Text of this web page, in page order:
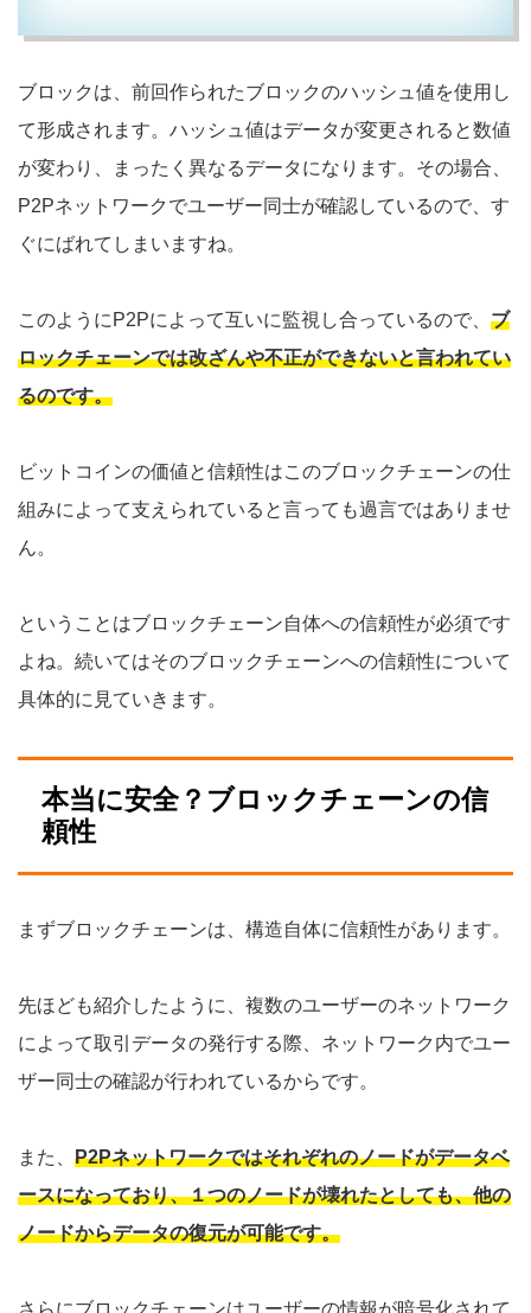
ブロックは、前回作られたブロックのハッシュ値を使用し
て形成されます。ハッシュ値はデータが変更されると数値
が変わり、まったく異なるデータになります。その場合、
P2Pネットワークでユーザー同士が確認しているので、す
ぐにばれてしまいますね。
このようにP2Pによって互いに監視し合っているので、 ブ
ロックチェーンでは改ざんや不正ができないと言われてい
るのです。
ビットコインの価値と信頼性はこのブロックチェーンの仕
組みによって支えられていると言っても過言ではありませ
ん。
ということはブロックチェーン自体への信頼性が必須です
よね。続いてはそのブロックチェーンへの信頼性について
具体的に見ていきます。
本当に安全？ブロックチェーンの信
頼性
まずブロックチェーンは、構造自体に信頼性があります。
先ほども紹介したように、複数のユーザーのネットワーク
によって取引データの発行する際、ネットワーク内でユー
ザー同士の確認が行われているからです。
また、 P2Pネットワークではそれぞれのノードがデータベ
ースになっており、１つのノードが壊れたとしても、他の
ノードからデータの復元が可能です。